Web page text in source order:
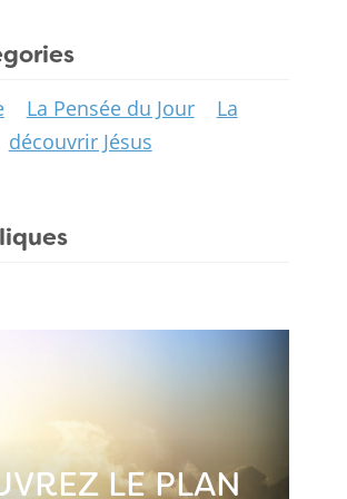
La Pensée du Jour
La
découvrir Jésus
LE PLAN